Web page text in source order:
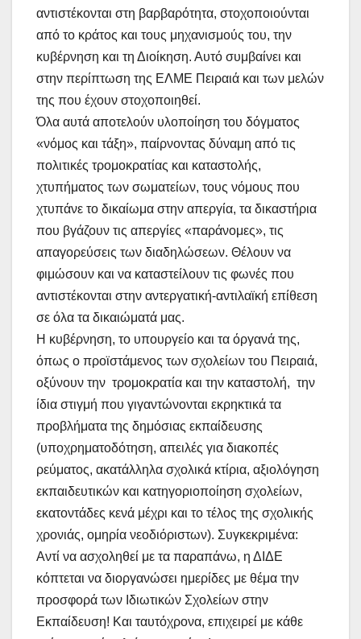
αντιστέκονται στη βαρβαρότητα, στοχοποιούνται
από το κράτος και τους μηχανισμούς του, την
κυβέρνηση και τη Διοίκηση. Αυτό συμβαίνει και
στην περίπτωση της ΕΛΜΕ Πειραιά και των μελών
της που έχουν στοχοποιηθεί.
Όλα αυτά αποτελούν υλοποίηση του δόγματος
«νόμος και τάξη», παίρνοντας δύναμη από τις
πολιτικές τρομοκρατίας και καταστολής,
χτυπήματος των σωματείων, τους νόμους που
χτυπάνε το δικαίωμα στην απεργία, τα δικαστήρια
που βγάζουν τις απεργίες «παράνομες», τις
απαγορεύσεις των διαδηλώσεων. Θέλουν να
φιμώσουν και να καταστείλουν τις φωνές που
αντιστέκονται στην αντεργατική-αντιλαϊκή επίθεση
σε όλα τα δικαιώματά μας.
Η κυβέρνηση, το υπουργείο και τα όργανά της,
όπως ο προϊστάμενος των σχολείων του Πειραιά,
οξύνουν την τρομοκρατία και την καταστολή, την
ίδια στιγμή που γιγαντώνονται εκρηκτικά τα
προβλήματα της δημόσιας εκπαίδευσης
(υποχρηματοδότηση, απειλές για διακοπές
ρεύματος, ακατάλληλα σχολικά κτίρια, αξιολόγηση
εκπαιδευτικών και κατηγοριοποίηση σχολείων,
εκατοντάδες κενά μέχρι και το τέλος της σχολικής
χρονιάς, ομηρία νεοδιόριστων). Συγκεκριμένα:
Αντί να ασχοληθεί με τα παραπάνω, η ΔΙΔΕ
κόπτεται να διοργανώσει ημερίδες με θέμα την
προσφορά των Ιδιωτικών Σχολείων στην
Εκπαίδευση! Και ταυτόχρονα, επιχειρεί με κάθε